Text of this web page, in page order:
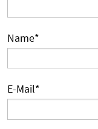
Name*
E-Mail*